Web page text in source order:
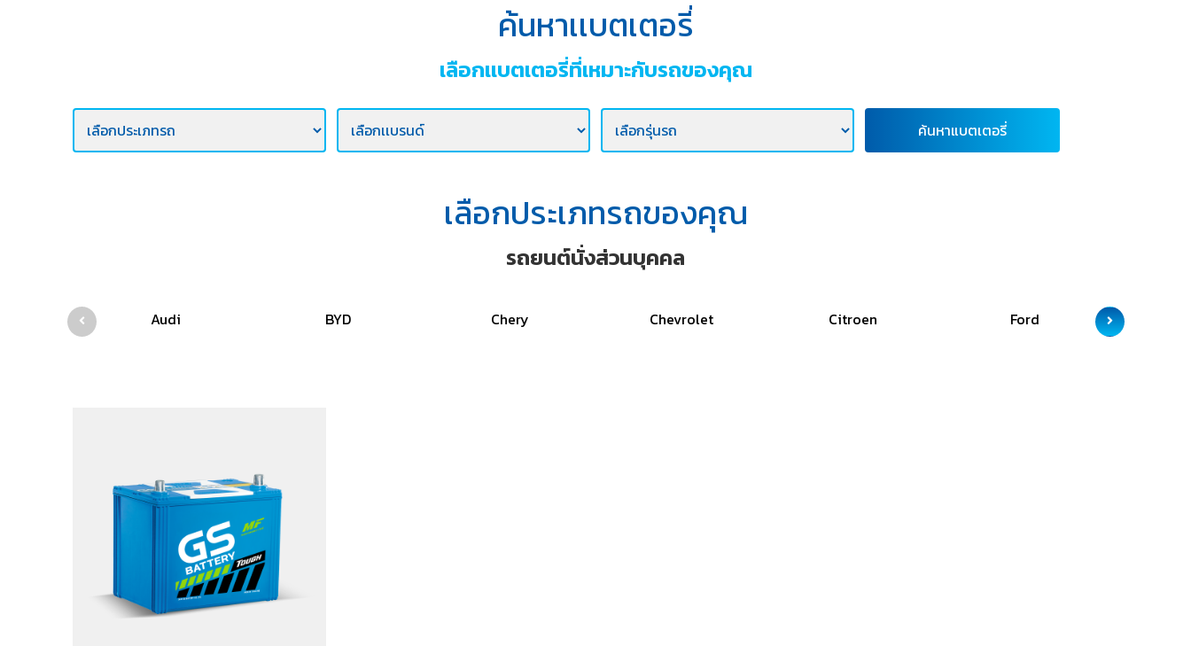
ค้นหาเเบตเตอรี่
เลือกเเบตเตอรี่ที่เหมาะกับรถของคุณ
ค้นหาแบตเตอรี่
เลือกประเภทรถของคุณ
รถยนต์นั่งส่วนบุคคล
Audi BYD Chery Chevrolet Citroen Ford